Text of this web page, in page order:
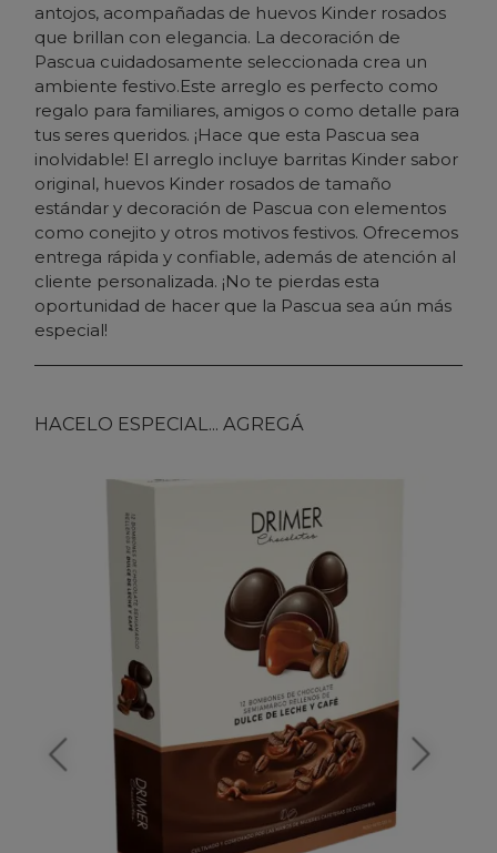
antojos, acompañadas de huevos Kinder rosados
que brillan con elegancia. La decoración de
Pascua cuidadosamente seleccionada crea un
ambiente festivo.Este arreglo es perfecto como
regalo para familiares, amigos o como detalle para
tus seres queridos. ¡Hace que esta Pascua sea
inolvidable! El arreglo incluye barritas Kinder sabor
original, huevos Kinder rosados de tamaño
estándar y decoración de Pascua con elementos
como conejito y otros motivos festivos. Ofrecemos
entrega rápida y confiable, además de atención al
cliente personalizada. ¡No te pierdas esta
oportunidad de hacer que la Pascua sea aún más
especial!
HACELO ESPECIAL... AGREGÁ